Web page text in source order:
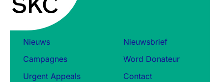
Nieuws
Campagnes
Urgent Appeals
Nieuwsbrief
Word Donateur
Contact